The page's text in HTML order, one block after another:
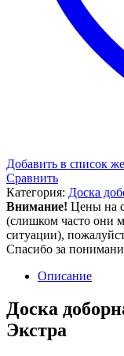
Добавить в список
Сравнить
Категория: Доска
Внимание! Цены на
(слишком часто они
ситуации),
Спасибо за
Описание
Доска
Экстра